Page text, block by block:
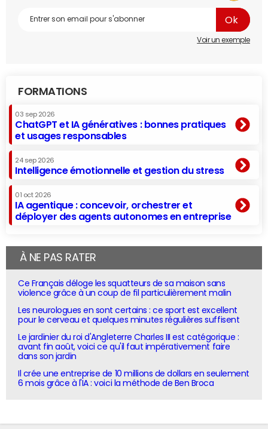
Voir un exemple
FORMATIONS
03 sep 2026
ChatGPT et IA génératives : bonnes pratiques
et usages responsables
24 sep 2026
Intelligence émotionnelle et gestion du stress
01 oct 2026
IA agentique : concevoir, orchestrer et
déployer des agents autonomes en entreprise
À NE PAS RATER
Ce Français déloge les squatteurs de sa maison sans
violence grâce à un coup de fil particulièrement malin
Les neurologues en sont certains : ce sport est excellent
pour le cerveau et quelques minutes régulières suffisent
Le jardinier du roi d'Angleterre Charles III est catégorique :
avant fin août, voici ce qu'il faut impérativement faire
dans son jardin
Il crée une entreprise de 10 millions de dollars en seulement
6 mois grâce à l'IA : voici la méthode de Ben Broca